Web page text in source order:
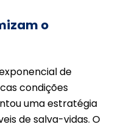
o
de
condições
uma estratégia
de salva-vidas. O